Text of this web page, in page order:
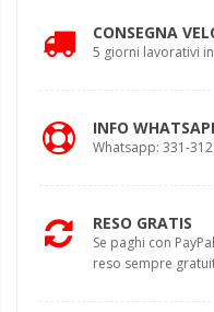
CONSEGNA
5 giorni lavorativi
INFO
Whatsapp: 331-
RESO GRATIS
Se paghi con
reso sempre